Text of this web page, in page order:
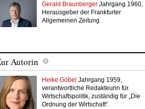
Gerald Braunberger Jahrgang 1960,
Herausgeber der Frankfurter
Allgemeinen Zeitung
Autorin
Heike Göbel Jahrgang 1959,
verantwortliche Redakteurin für
Wirtschaftspolitik, zuständig für „Die
Ordnung der Wirtschaft“.